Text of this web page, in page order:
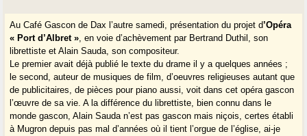
Au Café Gascon de Dax l’autre samedi, présentation du projet d’Opéra
« Port d’Albret », en voie d’achèvement par Bertrand Duthil, son
librettiste et Alain Sauda, son compositeur.
Le premier avait déjà publié le texte du drame il y a quelques années ;
le second, auteur de musiques de film, d’oeuvres religieuses autant que
de publicitaires, de pièces pour piano aussi, voit dans cet opéra gascon
l’œuvre de sa vie. A la différence du librettiste, bien connu dans le
monde gascon, Alain Sauda n’est pas gascon mais niçois, certes établi
à Mugron depuis pas mal d’années où il tient l’orgue de l’église, ai-je